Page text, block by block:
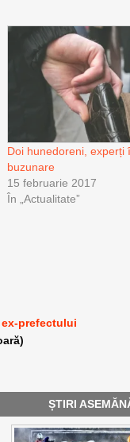
Doi hunedoreni, experți
buzunare
15 februarie 2017
În „Actualitate”
prefectului
ȘTIRI